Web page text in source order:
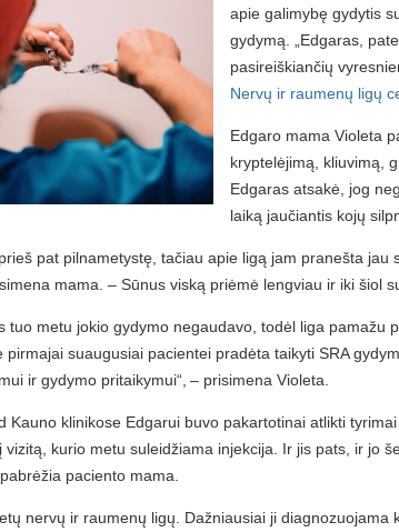
apie galimybę gydytis
gydymą. „Edgaras,
pasireiškiančių
Nervų ir raumenų ligų
Edgaro mama Violeta
kryptelėjimą, kliuvimą,
Edgaras atsakė, jog
laiką jaučiantis kojų
pat pilnametystę, tačiau apie ligą jam pranešta
mama. – Sūnus viską priėmė lengviau ir iki šiol
tuo metu jokio gydymo negaudavo, todėl liga
pirmajai suaugusiai pacientei pradėta taikyti SRA
ir gydymo pritaikymui“, – prisimena Violeta.
Kauno klinikose Edgarui buvo pakartotinai atlikti
vizitą, kurio metu suleidžiama injekcija. Ir jis pats, ir jo
paciento mama.
nervų ir raumenų ligų. Dažniausiai ji